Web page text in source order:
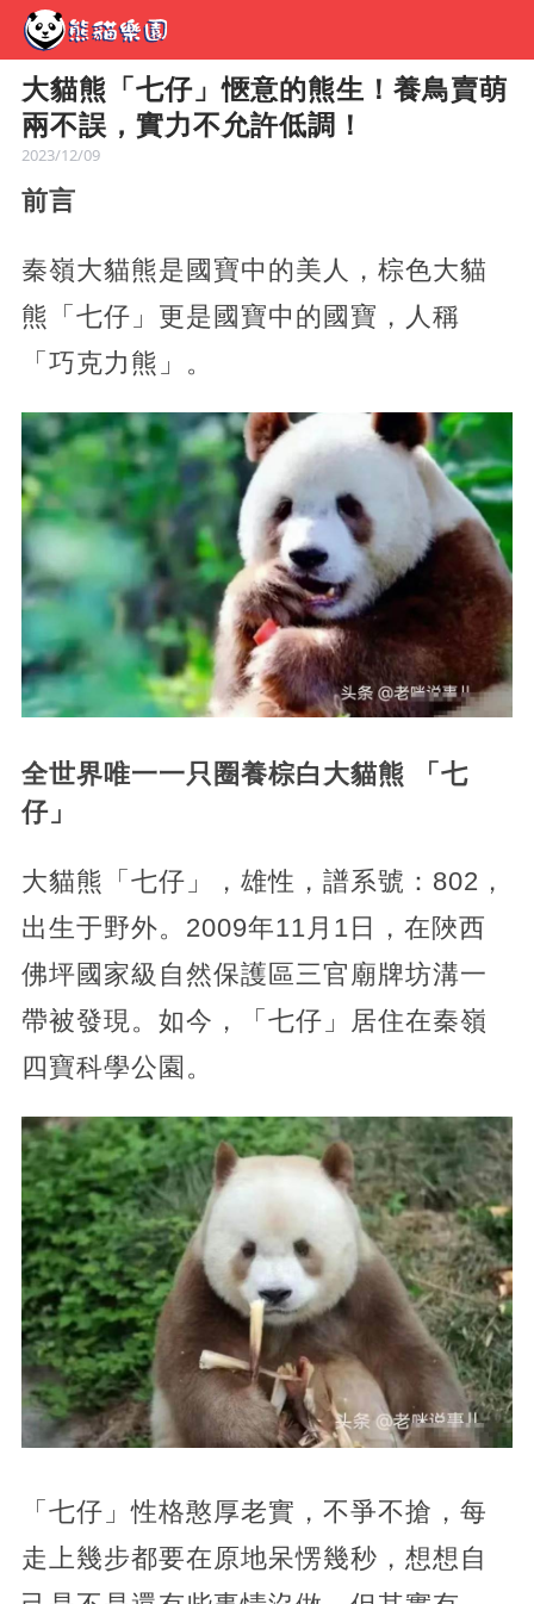
大貓熊「七仔」愜意的熊生！養鳥賣萌
兩不誤，實力不允許低調！
2023/12/09
前言
秦嶺大貓熊是國寶中的美人，棕色大貓
熊「七仔」更是國寶中的國寶，人稱
「巧克力熊」。
全世界唯一一只圈養棕白大貓熊 「七
仔」
大貓熊「七仔」，雄性，譜系號：802，
出生于野外。2009年11月1日，在陜西
佛坪國家級自然保護區三官廟牌坊溝一
帶被發現。如今，「七仔」居住在秦嶺
四寶科學公園。
「七仔」性格憨厚老實，不爭不搶，每
走上幾步都要在原地呆愣幾秒，想想自